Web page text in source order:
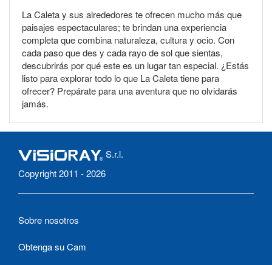
La Caleta y sus alrededores te ofrecen mucho más que
paisajes espectaculares; te brindan una experiencia
completa que combina naturaleza, cultura y ocio. Con
cada paso que des y cada rayo de sol que sientas,
descubrirás por qué este es un lugar tan especial. ¿Estás
listo para explorar todo lo que La Caleta tiene para
ofrecer? Prepárate para una aventura que no olvidarás
jamás.
S.r.l.
Copyright 2011 - 2026
Sobre nosotros
Obtenga su Cam